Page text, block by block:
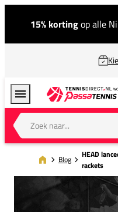
15% kortingop alle
Zoek naar...
Blog
HEAD
rackets